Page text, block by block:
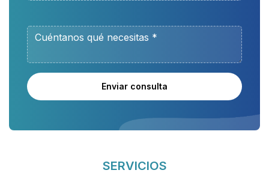
Enviar consulta
SERVICIOS